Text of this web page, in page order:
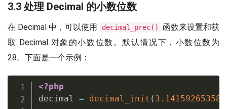
3.3 处理 Decimal 的小数位数
在 Decimal 中，可以使用 decimal_prec()
函数来设置和获
取 Decimal 对象的小数位数。默认情况下，小数位数为
28。下面是一个示例：
<?php
decimal = decimal_init (